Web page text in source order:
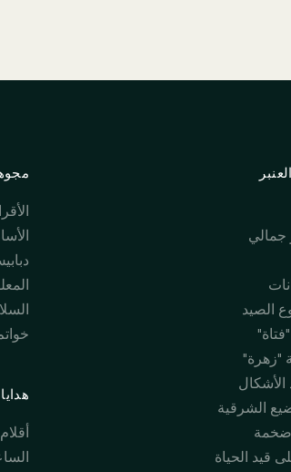
الصيد
"زهرة"
الأشكال
الشرقية
قيد الحياة
أقلام